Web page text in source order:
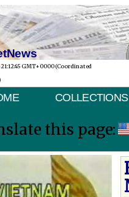
GMT+0000 (Coordinated
COLLECTIONS
this page: